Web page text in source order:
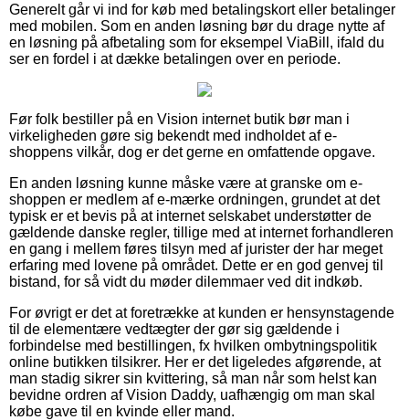
Generelt går vi ind for køb med betalingskort eller betalinger
med mobilen. Som en anden løsning bør du drage nytte af
en løsning på afbetaling som for eksempel ViaBill, ifald du
ser en fordel i at dække betalingen over en periode.
Før folk bestiller på en Vision internet butik bør man i
virkeligheden gøre sig bekendt med indholdet af e-
shoppens vilkår, dog er det gerne en omfattende opgave.
En anden løsning kunne måske være at granske om e-
shoppen er medlem af e-mærke ordningen, grundet at det
typisk er et bevis på at internet selskabet understøtter de
gældende danske regler, tillige med at internet forhandleren
en gang i mellem føres tilsyn med af jurister der har meget
erfaring med lovene på området. Dette er en god genvej til
bistand, for så vidt du møder dilemmaer ved dit indkøb.
For øvrigt er det at foretrække at kunden er hensynstagende
til de elementære vedtægter der gør sig gældende i
forbindelse med bestillingen, fx hvilken ombytningspolitik
online butikken tilsikrer. Her er det ligeledes afgørende, at
man stadig sikrer sin kvittering, så man når som helst kan
bevidne ordren af Vision Daddy, uafhængig om man skal
købe gave til en kvinde eller mand.